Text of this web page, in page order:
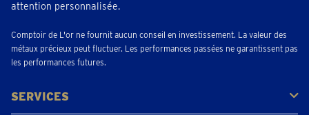
attention personnalisée.
Comptoir de L'or ne fournit aucun conseil en investissement. La valeur des
métaux précieux peut fluctuer. Les performances passées ne garantissent pas
les performances futures.
SERVICES